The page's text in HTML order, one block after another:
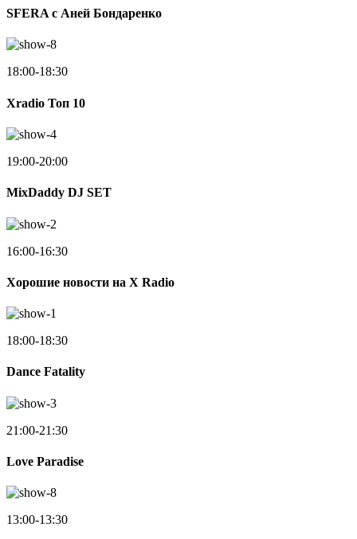
SFERA с Аней Бондаренко
18:00-18:30
Xradio Топ 10
19:00-20:00
MixDaddy DJ SET
16:00-16:30
Хорошие новости на X Radio
18:00-18:30
Dance Fatality
21:00-21:30
Love Paradise
13:00-13:30